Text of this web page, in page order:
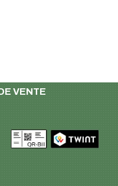
VENTE